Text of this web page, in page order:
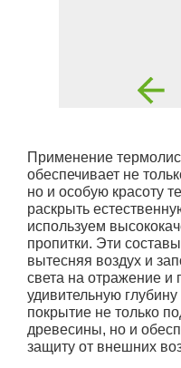
Применение
обеспечивает не
но и особую красоту
раскрыть
используем
пропитки. Эти
вытесняя воздух и
света на отражение и
удивительную
покрытие не только
древесины, но и
защиту от внешних